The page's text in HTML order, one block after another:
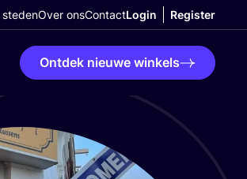
stedenOver onsContactLogin Register
Ontdek nieuwe winkels